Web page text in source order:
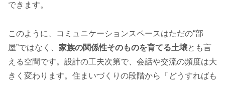
できます。
このように、コミュニケーションスペースはただの“部
屋”ではなく、 家族の関係性そのものを育てる土壌とも言
える空間です。設計の工夫次第で、会話や交流の頻度は大
きく変わります。住まいづくりの段階から「どうすればも